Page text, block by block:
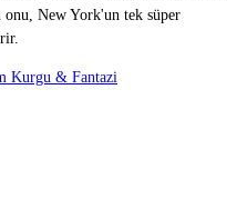
onu, New York'un tek süper
Kurgu & Fantazi